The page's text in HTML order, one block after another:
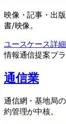
映像・記事・出
書/映像。
ユースケース詳
情報通信提案プ
通信業
通信網・基地局
約管理が中核。